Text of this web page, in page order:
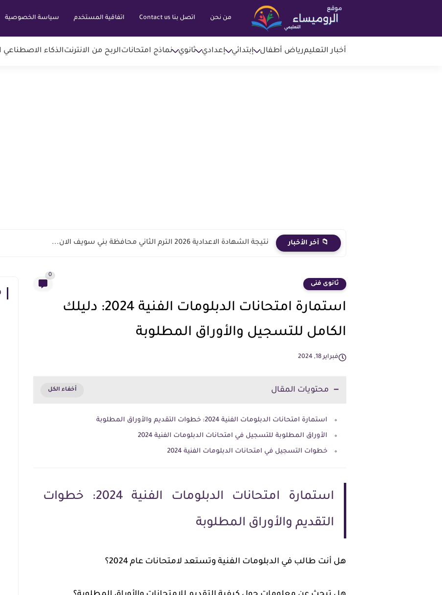
من نحن اتصل بنا Contact us اتفاقية المستخدم سياسة الخصوصية
أخبار التعليمرياض أطفال إبتدائي إعدادي ثانوي نماذج امتحاناتالربح من الانترنتالذكاء الاصطناعي AI
📁 آخر الأخبار نتيجة الشهادة الاعدادية 2026 الترم الثاني محافظة بني سويف الان...
ثانوى فنى
0
استمارة امتحانات الدبلومات الفنية 2024: دليلك
الكامل للتسجيل والأوراق المطلوبة
فبراير 18, 2024
محتويات المقال
استمارة امتحانات الدبلومات الفنية 2024: خطوات التقديم والأوراق المطلوبة
الأوراق المطلوبة للتسجيل في امتحانات الدبلومات الفنية 2024
خطوات التسجيل في امتحانات الدبلومات الفنية 2024
استمارة امتحانات الدبلومات الفنية 2024: خطوات
التقديم والأوراق المطلوبة
هل أنت طالب في الدبلومات الفنية وتستعد لامتحانات عام 2024؟